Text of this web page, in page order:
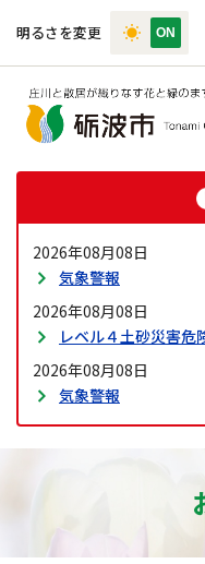
明るさを変更
2026年08月08日
気象警報
2026年08月08日
レベル４土砂災害危
2026年08月08日
気象警報